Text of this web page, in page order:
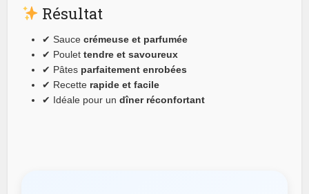
Résultat
✔ Saucecrémeuse et parfumée
✔ Poulettendre et savoureux
✔ Pâtes parfaitement enrobées
✔ Recette rapide et facile
✔ Idéale pour undîner réconfortant